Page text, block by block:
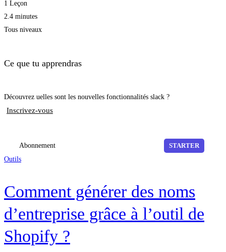
1 Leçon
2.4 minutes
Tous niveaux
Ce que tu apprendras
Découvrez uelles sont les nouvelles fonctionnalités slack ?
Inscrivez-vous
Abonnement
STARTER
Outils
Comment générer des noms
d’entreprise grâce à l’outil de
Shopify ?